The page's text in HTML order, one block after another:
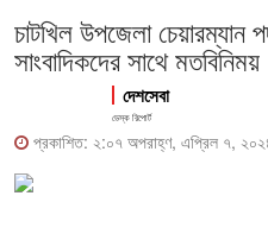
চাটখিল উপজেলা চেয়ারম্যান
সাংবাদিকদের সাথে মতবিনিময়
দেশসেবা
ডেস্ক রিপোর্ট
প্রকাশিত: ২:০৭ অপরাহ্ণ, এপ্রিল ৭,